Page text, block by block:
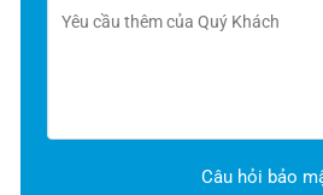
Câu hỏi bảo